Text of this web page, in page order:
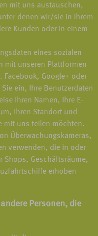
mit uns austauschen,
denen wir/sie in Ihrem
Kunden oder in einem
eines sozialen
mit unseren Plattformen
Facebook, Google+ oder
ein, Ihre Benutzerdaten
Ihren Namen, Ihre E-
Ihren Standort und
mit uns teilen möchten.
Überwachungskameras,
verwenden, die in oder
Shops, Geschäftsräume,
erhoben
Personen, die